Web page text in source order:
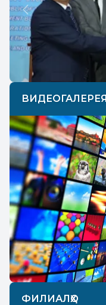
Previous
ВИДЕОГАЛЕРЕЯ
ФИЛИАЛҲО